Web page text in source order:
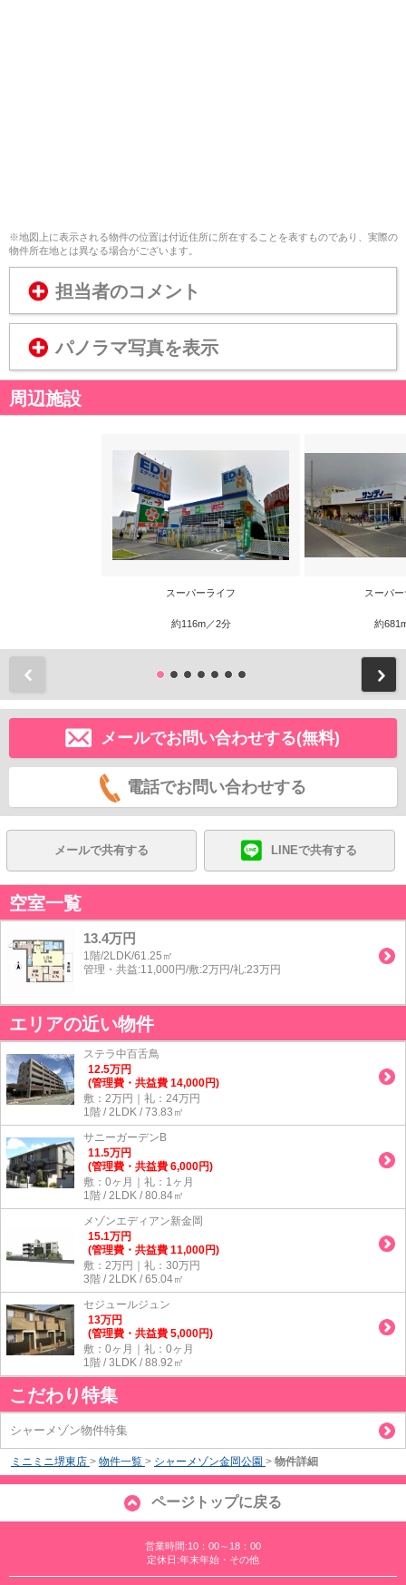
※地図上に表示される物件の位置は付近住所に所在することを表すものであり、実際の
物件所在地とは異なる場合がございます。
担当者のコメント
パノラマ写真を表示
周辺施設
スーパーライフ
約116m／2分
スーパ
約
メールでお問い合わせする(無料)
電話でお問い合わせする
メールで共有する LINEで共有する
空室一覧
13.4万円
1階/2LDK/61.25㎡
管理・共益:11,000円/敷:2万円/礼:23万円
エリアの近い物件
ステラ中百舌鳥
12.5万円
(管理費・共益費 14,000円)
敷：2万円｜礼：24万円
1階 / 2LDK / 73.83㎡
サニーガーデンB
11.5万円
(管理費・共益費 6,000円)
敷：0ヶ月｜礼：1ヶ月
1階 / 2LDK / 80.84㎡
メゾンエディアン新金岡
15.1万円
(管理費・共益費 11,000円)
敷：2万円｜礼：30万円
3階 / 2LDK / 65.04㎡
セジュールジュン
13万円
(管理費・共益費 5,000円)
敷：0ヶ月｜礼：0ヶ月
1階 / 3LDK / 88.92㎡
こだわり特集
シャーメゾン物件特集
ミニミニ堺東店 > 物件一覧 > シャーメゾン金岡公園 > 物件詳細
ページトップに戻る
営業時間:10：00～18：00
定休日:年末年始・その他